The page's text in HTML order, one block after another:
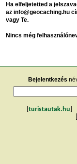
Ha elfeljetetted a
az info@geocaching.hu
vagy Te.
Nincs még
Bejelentkezés
turistautak.hu